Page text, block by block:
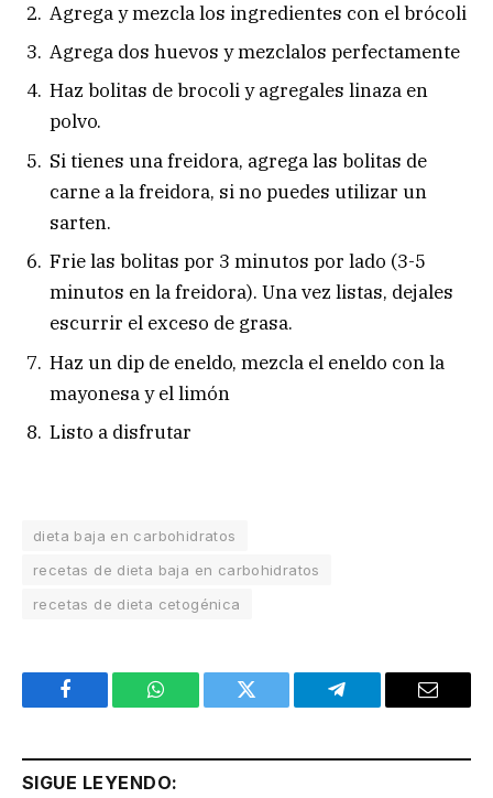
Agrega y mezcla los ingredientes con el brócoli
Agrega dos huevos y mezclalos perfectamente
Haz bolitas de brocoli y agregales linaza en
polvo.
Si tienes una freidora, agrega las bolitas de
carne a la freidora, si no puedes utilizar un
sarten.
Frie las bolitas por 3 minutos por lado (3-5
minutos en la freidora). Una vez listas, dejales
escurrir el exceso de grasa.
Haz un dip de eneldo, mezcla el eneldo con la
mayonesa y el limón
Listo a disfrutar
dieta baja en carbohidratos
recetas de dieta baja en carbohidratos
recetas de dieta cetogénica
Facebook WhatsApp Twitter Telegram Email
SIGUE LEYENDO: